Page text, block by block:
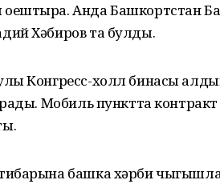
Анда Башкортстан
Хәбиров та булды.
Конгресс-холл бинасы
Мобиль пунктта
башка хәрби